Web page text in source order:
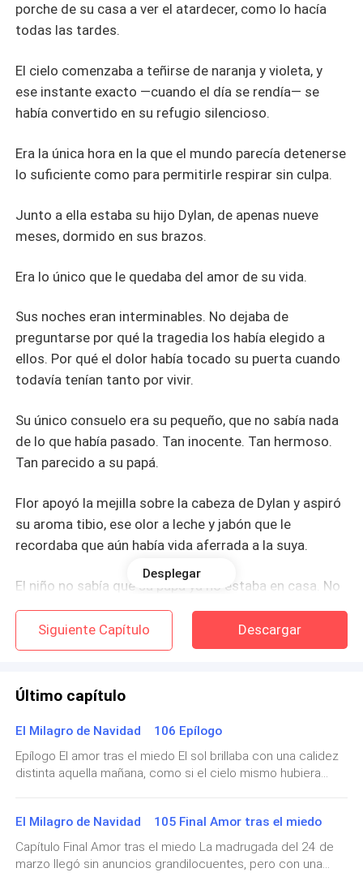
porche de su casa a ver el atardecer, como lo hacía
todas las tardes.
El cielo comenzaba a teñirse de naranja y violeta, y
ese instante exacto —cuando el día se rendía— se
había convertido en su refugio silencioso.
Era la única hora en la que el mundo parecía detenerse
lo suficiente como para permitirle respirar sin culpa.
Junto a ella estaba su hijo Dylan, de apenas nueve
meses, dormido en sus brazos.
Era lo único que le quedaba del amor de su vida.
Sus noches eran interminables. No dejaba de
preguntarse por qué la tragedia los había elegido a
ellos. Por qué el dolor había tocado su puerta cuando
todavía tenían tanto por vivir.
Su único consuelo era su pequeño, que no sabía nada
de lo que había pasado. Tan inocente. Tan hermoso.
Tan parecido a su papá.
Flor apoyó la mejilla sobre la cabeza de Dylan y aspiró
su aroma tibio, ese olor a leche y jabón que le
recordaba que aún había vida aferrada a la suya.
El niño no sabía que su papá ya no estaba en casa. No
sabía que su papá había luchado hasta quedarse sin
fuerzas. No sabía que apenas había podido disfrutar
seis meses de él.
A Flor le apenaba pensar que Manuel no podría verlo
palabras ni para verlo dar sus primeros pasos. Pero se
hizo una promesa silenciosa:
Iba a saber que había sido un hombre bueno.
Valiente.
Desplegar
Siguiente Capítulo Descargar
Último capítulo
El Milagro de Navidad 106 Epílogo
Epílogo El amor tras el miedo El sol brillaba con una calidez
distinta aquella mañana, como si el cielo mismo hubiera
de los árboles y bañaba al pueblo con una luz suave, casi
agradecida. La iglesia, pequeña y entrañable, estaba
adornada con flores blancas y celestes, dispuestas con un
cuidado amoroso. No había ostentación, pero sí intención.
El Milagro de Navidad 105 Final Amor tras el miedo
Capítulo Final Amor tras el miedo La madrugada del 24 de
marzo llegó sin anuncios grandilocuentes, pero con una